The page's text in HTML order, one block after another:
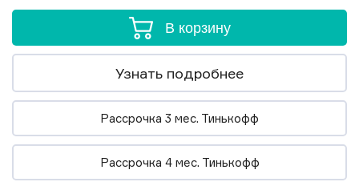
В корзину
Узнать подробнее
Рассрочка 3 мес. Тинькофф
Рассрочка 4 мес. Тинькофф